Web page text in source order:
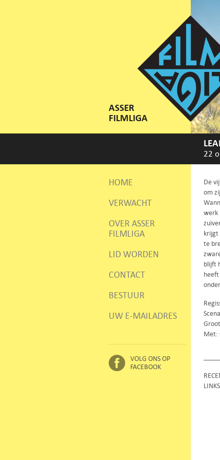
ASSER
FILMLIGA
22
HOME
VERWACHT
OVER ASSER
FILMLIGA
LID WORDEN
CONTACT
BESTUUR
UW E-MAILADRES
VOLG ONS OP
FACEBOOK
De
om
werk
krijgt
te
blijft
Met:
LINKS